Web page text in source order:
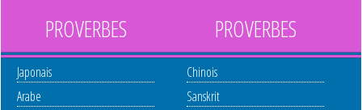
PROVERBES
Japonais
Arabe
PROVERBES
Chinois
Sanskrit